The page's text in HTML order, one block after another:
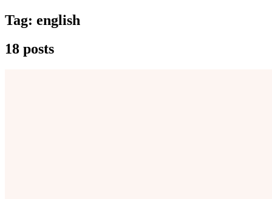
Tag: english
18 posts